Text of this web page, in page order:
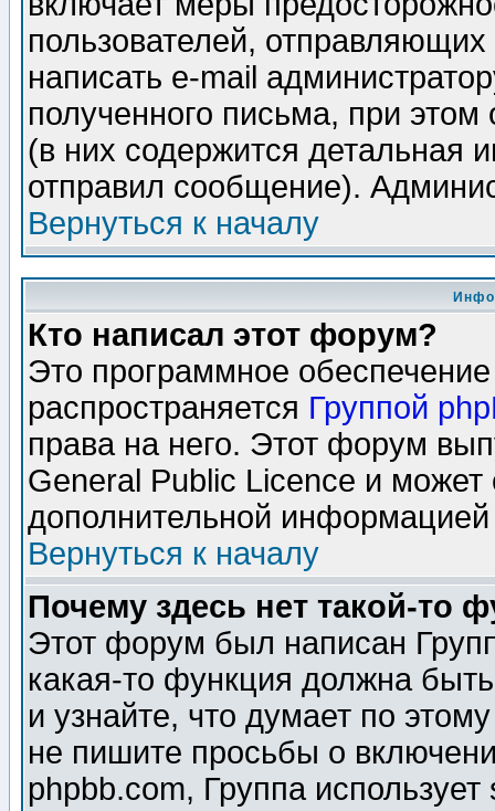
пользователей,
написать e-mail
полученного письма, при этом
(в них содержится детальная
отправил сообщение).
Вернуться к началу
Кто написал этот форум?
Это программное
распространяется Группой
права на него. Этот форум
General Public Licence и может
дополнительной
Вернуться к началу
Почему здесь нет такой-то
Этот форум был написан
какая-то функция должна
и узнайте, что думает по
не пишите просьбы о
phpbb.com, Группа